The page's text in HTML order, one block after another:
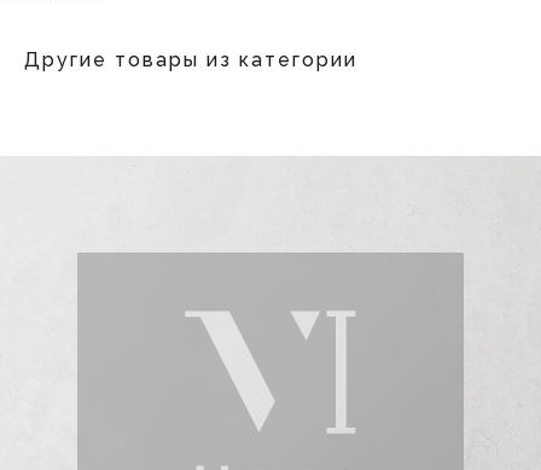
Другие товары из категории